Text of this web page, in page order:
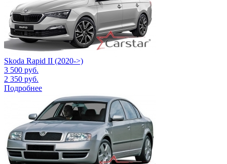
Skoda Rapid II (2020->)
3 500 руб.
2 350 руб.
Подробнее